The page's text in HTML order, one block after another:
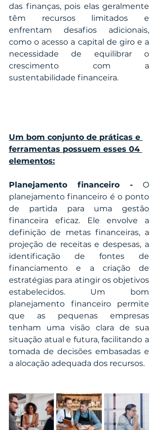
das finanças, pois elas geralmente
têm recursos limitados e
enfrentam desafios adicionais,
como o acesso a capital de giro e a
necessidade de equilibrar o
crescimento com a
sustentabilidade financeira.
Um bom conjunto de práticas e
ferramentas possuem esses 04
elementos:
Planejamento financeiro - O
planejamento financeiro é o ponto
de partida para uma gestão
financeira eficaz. Ele envolve a
definição de metas financeiras, a
projeção de receitas e despesas, a
identificação de fontes de
financiamento e a criação de
estratégias para atingir os objetivos
estabelecidos. Um bom
planejamento financeiro permite
que as pequenas empresas
tenham uma visão clara de sua
situação atual e futura, facilitando a
tomada de decisões embasadas e
a alocação adequada dos recursos.